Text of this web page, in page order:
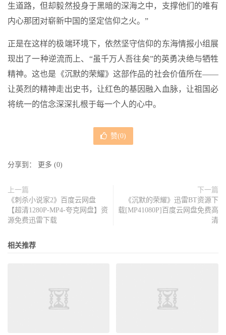
生道路，但却毅然投身于黑暗的深海之中，支撑他们的唯有
内心那团对崭新中国的坚定信仰之火。”
正是在这样的极端环境下，依然坚守信仰的东海情报小组展
现出了一种逆流而上、“虽千万人吾往矣”的英勇决绝与牺牲
精神。这也是《沉默的荣耀》这部作品的社会价值所在——
让英烈的精神走出史书，让红色的基因融入血脉，让祖国必
将统一的信念深深扎根于每一个人的心中。
赞(0)
分享到： 更多 (0)
上一篇
《刺杀小说家2》百度云网盘
【超清1280P-MP4-夸克网盘】资
源免费迅雷下载
下一篇
《沉默的荣耀》迅雷BT资源下
载[MP41080P]百度云网盘免费高
清
相关推荐